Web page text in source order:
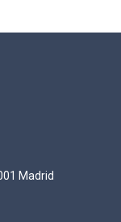
Madrid